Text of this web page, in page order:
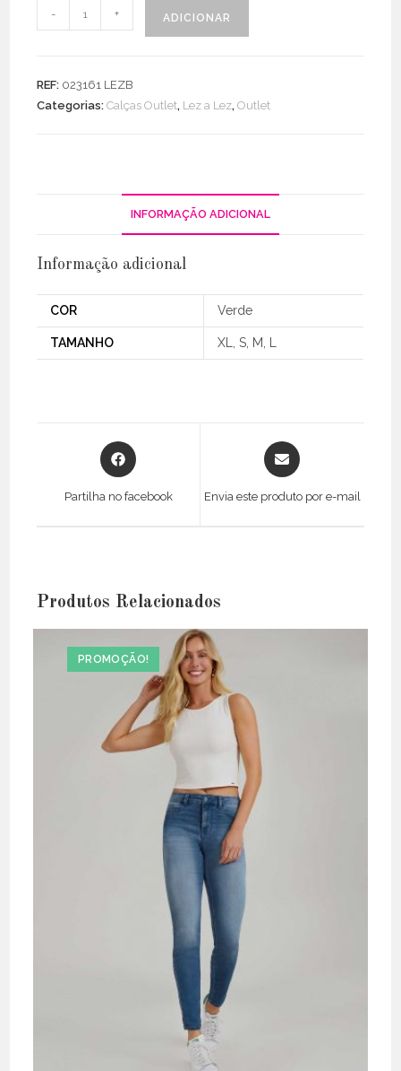
Quantidade
de
Viscose
- + ADICIONAR
REF: 023161 LEZB
Categorias:Calças Outlet, Lez a Lez,Outlet
INFORMAÇÃO ADICIONAL
Informação adicional
COR Verde
TAMANHO XL, S, M, L
Opens
in
Partilha no facebook
Opens
in
Envia este produto por e-mail
Produtos Relacionados
PROMOÇÃO!